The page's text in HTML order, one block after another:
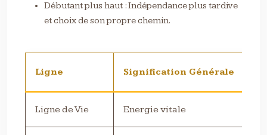
Débutant plus haut : Indépendance plus tardive
et choix de son propre chemin.
Ligne Signification Générale
Ligne de Vie Energie vitale